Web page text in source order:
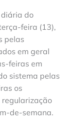
do
feira (13),
pelas
em geral
feiras em
sistema pelas
os
regularização
de-semana.